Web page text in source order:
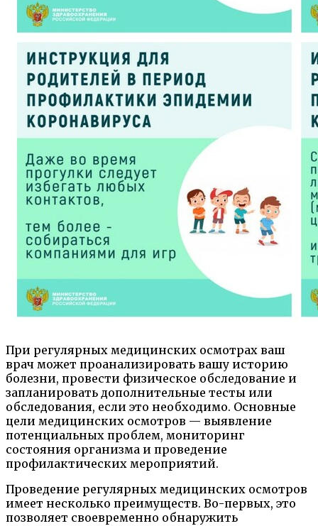
При регулярных медицинских осмотрах ваш
врач может проанализировать вашу историю
болезни, провести физическое обследование и
запланировать дополнительные тесты или
обследования, если это необходимо. Основные
цели медицинских осмотров — выявление
потенциальных проблем, мониторинг
состояния организма и проведение
профилактических мероприятий.
Проведение регулярных медицинских осмотров
имеет несколько преимуществ. Во-первых, это
позволяет своевременно обнаружить